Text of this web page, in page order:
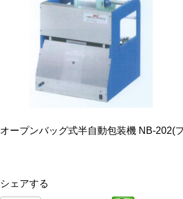
オープンバッグ式半自動包装機 NB-202(
シェアする